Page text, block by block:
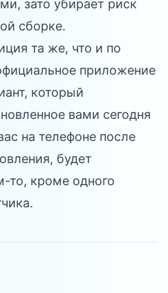
зато убирает риск
сборке.
та же, что и по
приложение
который
вами сегодня
на телефоне после
будет
то, кроме одного